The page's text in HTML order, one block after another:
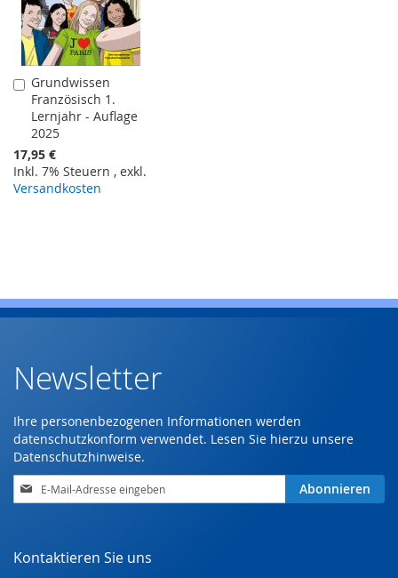
Grundwissen
Französisch 1.
Lernjahr - Auflage
2025
17,95 €
Inkl. 7% Steuern , exkl.
Versandkosten
In
den
Warenkorb
Newsletter
Ihre personenbezogenen Informationen werden
datenschutzkonform verwendet. Lesen Sie hierzu unsere
Datenschutzhinweise.
Anmeldung
zum
Abonnieren
Kontaktieren Sie uns